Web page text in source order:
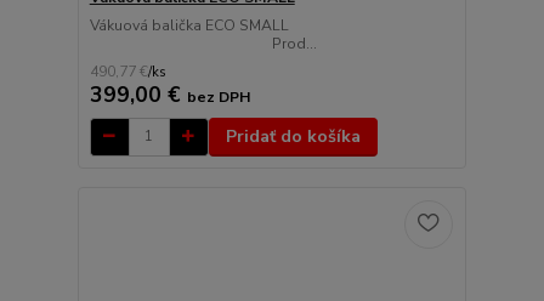
Vákuová balička ECO SMALL
Prod...
490,77 €/ks
399,00 € bez DPH
Pridať do košíka